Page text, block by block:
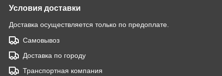
Условия доставки
Доставка осуществляется только по предоплате.
Самовывоз
Доставка по городу
Транспортная компания